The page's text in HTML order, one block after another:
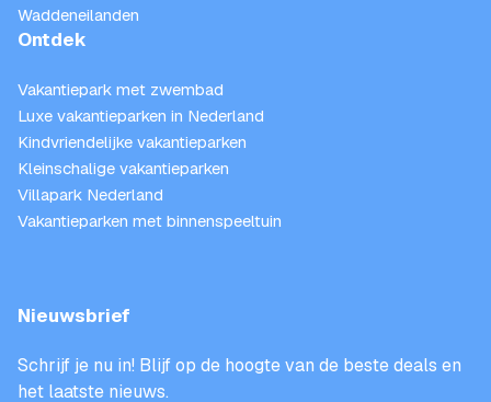
Waddeneilanden
Ontdek
Vakantiepark met zwembad
Luxe vakantieparken in Nederland
Kindvriendelijke vakantieparken
Kleinschalige vakantieparken
Villapark Nederland
Vakantieparken met binnenspeeltuin
Nieuwsbrief
Schrijf je nu in! Blijf op de hoogte van de beste deals en
het laatste nieuws.